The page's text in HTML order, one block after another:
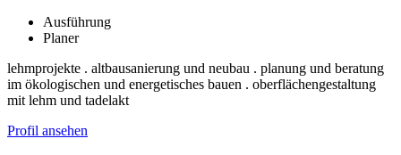
Ausführung
Planer
lehmprojekte . altbausanierung und neubau . planung und beratung
im ökologischen und energetisches bauen . oberflächengestaltung
mit lehm und tadelakt
Profil ansehen